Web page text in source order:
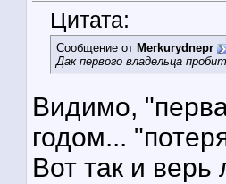
Цитата:
Сообщение от Merkurydnepr
Дак первого владельца
Видимо,
годом...
Вот так и